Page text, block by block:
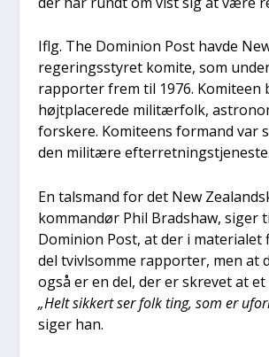
Iflg. The Domi­ni­on Post hav­de
rege­rings­sty­ret komi­te, som
rap­por­ter frem til 1976. Komi­te­en
højt­pla­ce­re­de mili­tær­folk,
for­ske­re. Komi­te­ens for­mand var
den mili­tæ­re efter­ret­ning­s­tje­ne­ste.
En tals­mand for det New
kom­man­dør Phil Brads­haw, siger
Domi­ni­on Post, at der i mate­ri­a­let
del tvivls­om­me rap­por­ter, men at
også er en del, der er skre­vet at
„Helt sik­kert ser folk ting, som er
siger han.